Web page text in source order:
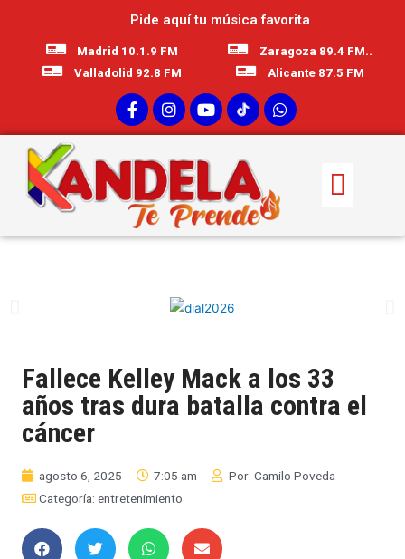
Pide aquí tu música favorita
Madrid 10.1.9 FM
Valladolid 92.8 FM
Zaragoza 89.4 FM..
Alicante 87.5 FM
Fallece Kelley Mack a los 33
años tras dura batalla contra el
cáncer
agosto 6, 2025 7:05 am Por: Camilo Poveda
Categoría: entretenimiento